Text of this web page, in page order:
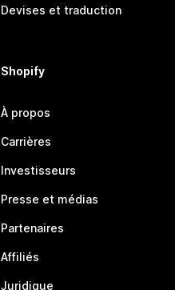
Devises et traduction
Shopify
À propos
Carrières
Investisseurs
Presse et médias
Partenaires
Affiliés
Juridique